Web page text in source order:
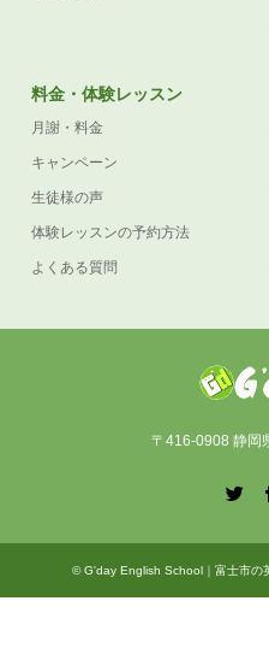
料金・体験レッスン
月謝・料金
キャンペーン
生徒様の声
体験レッスンの予約方法
よくある質問
〒416-0908 静岡
©G'day English School｜富士市の